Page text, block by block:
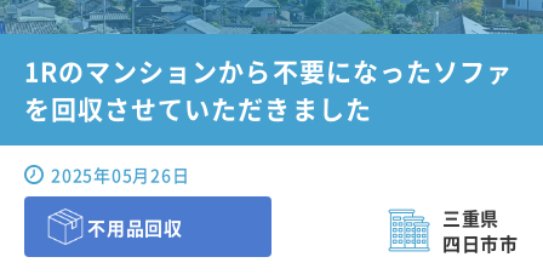
1Rのマンションから不要になったソファ
を回収させていただきました
2025年05月26日
不用品回収
三重県
四日市市